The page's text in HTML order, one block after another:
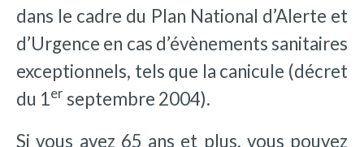
dans le cadre du Plan National d’Alerte et
d’Urgence en cas d’évènements sanitaires
exceptionnels, tels que la canicule (décret
du 1er septembre 2004).
Si vous avez 65 ans et plus, vous pouvez